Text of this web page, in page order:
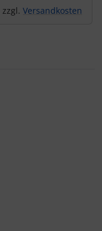
zzgl. Versandkosten